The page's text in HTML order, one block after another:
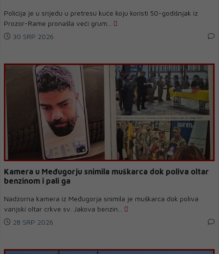
Policija je u srijedu u pretresu kuće koju koristi 50-godišnjak iz
Prozor-Rame pronašla veći grum...
30 SRP 2026
Kamera u Međugorju snimila muškarca dok poliva oltar
benzinom i pali ga
Nadzorna kamera iz Međugorja snimila je muškarca dok poliva
vanjski oltar crkve sv. Jakova benzin...
28 SRP 2026